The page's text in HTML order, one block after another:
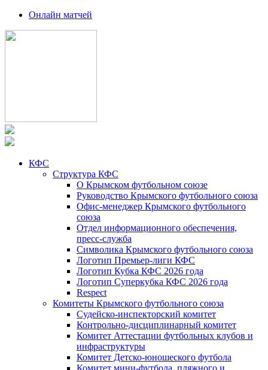
Онлайн матчей
КФС
Структура КФС
О Крымском футбольном союзе
Руководство Крымского футбольного союза
Офис-менеджер Крымского футбольного
союза
Отдел информационного обеспечения,
пресс-служба
Символика Крымского футбольного союза
Логотип Премьер-лиги КФС
Логотип Кубка КФС 2026 года
Логотип Суперкубка КФС 2026 года
Respect
Комитеты Крымского футбольного союза
Судейско-инспекторский комитет
Контрольно-дисциплинарный комитет
Комитет Аттестации футбольных клубов и
инфраструктуры
Комитет Детско-юношеского футбола
Комитет мини-футбола, пляжного и